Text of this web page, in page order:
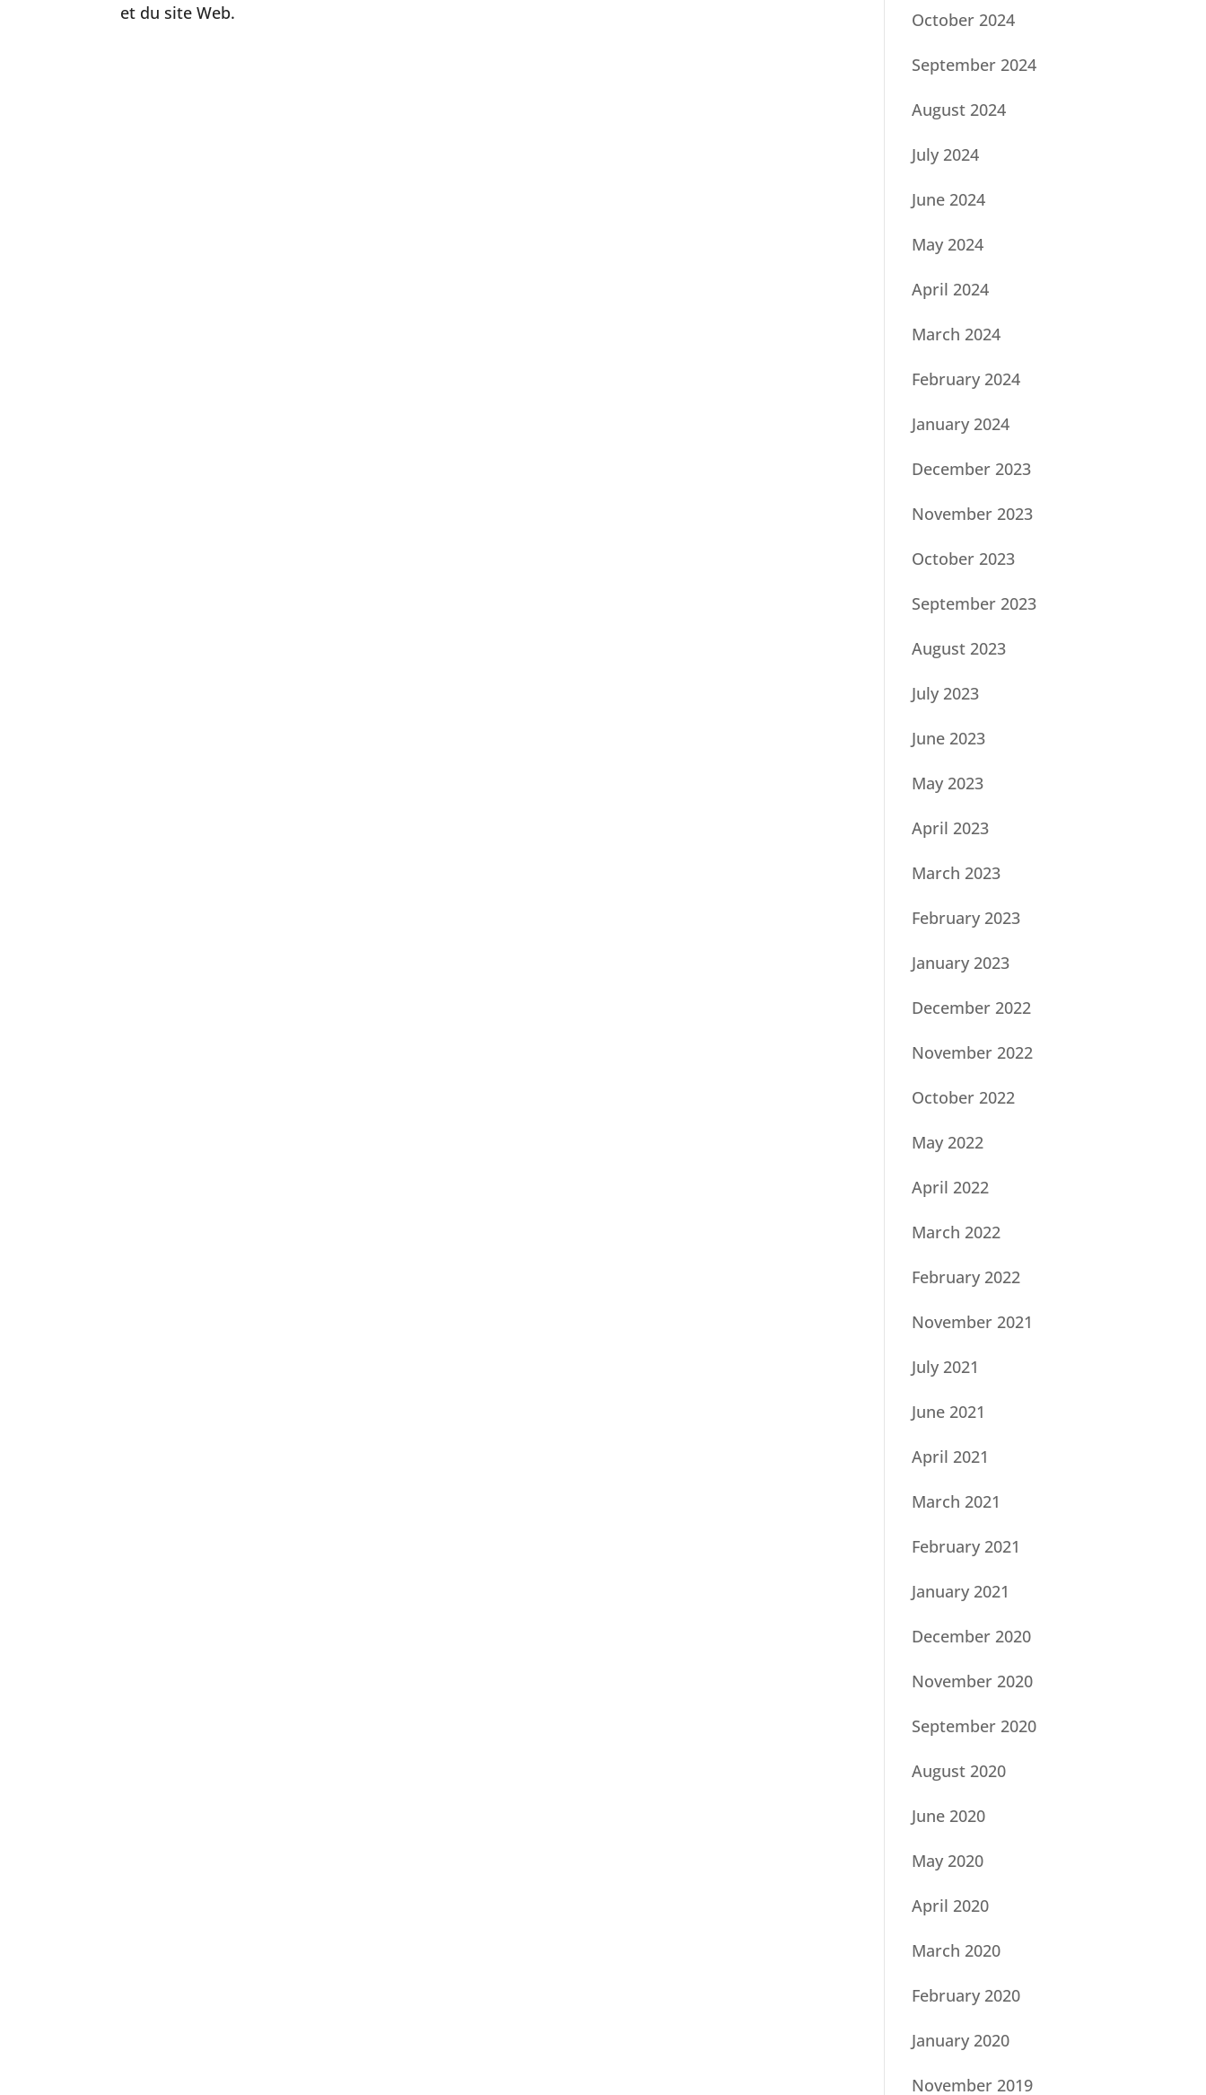
et du site Web.
October 2024
September 2024
August 2024
July 2024
June 2024
May 2024
April 2024
March 2024
February 2024
January 2024
December 2023
November 2023
October 2023
September 2023
August 2023
July 2023
June 2023
May 2023
April 2023
March 2023
February 2023
January 2023
December 2022
November 2022
October 2022
May 2022
April 2022
March 2022
February 2022
November 2021
July 2021
June 2021
April 2021
March 2021
February 2021
January 2021
December 2020
November 2020
September 2020
August 2020
June 2020
May 2020
April 2020
March 2020
February 2020
January 2020
November 2019